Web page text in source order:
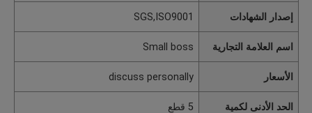
إصدار الشهادات SGS,ISO9001
اسم العلامة التجارية Small boss
الأسعار discuss personally
الحد الأدنى لكمية 5 قطع